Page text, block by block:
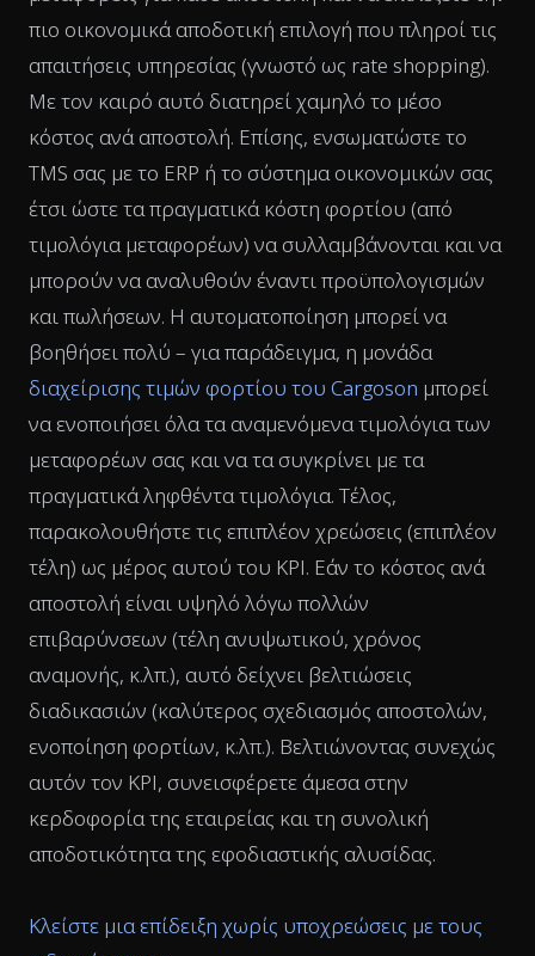
πιο οικονομικά αποδοτική επιλογή που πληροί τις
απαιτήσεις υπηρεσίας (γνωστό ως rate shopping).
Με τον καιρό αυτό διατηρεί χαμηλό το μέσο
κόστος ανά αποστολή. Επίσης, ενσωματώστε το
TMS σας με το ERP ή το σύστημα οικονομικών σας
έτσι ώστε τα πραγματικά κόστη φορτίου (από
τιμολόγια μεταφορέων) να συλλαμβάνονται και να
μπορούν να αναλυθούν έναντι προϋπολογισμών
και πωλήσεων. Η αυτοματοποίηση μπορεί να
βοηθήσει πολύ – για παράδειγμα, η μονάδα
διαχείρισης τιμών φορτίου του Cargoson μπορεί
να ενοποιήσει όλα τα αναμενόμενα τιμολόγια των
μεταφορέων σας και να τα συγκρίνει με τα
πραγματικά ληφθέντα τιμολόγια. Τέλος,
παρακολουθήστε τις επιπλέον χρεώσεις (επιπλέον
τέλη) ως μέρος αυτού του KPI. Εάν το κόστος ανά
αποστολή είναι υψηλό λόγω πολλών
επιβαρύνσεων (τέλη ανυψωτικού, χρόνος
αναμονής, κ.λπ.), αυτό δείχνει βελτιώσεις
διαδικασιών (καλύτερος σχεδιασμός αποστολών,
ενοποίηση φορτίων, κ.λπ.). Βελτιώνοντας συνεχώς
αυτόν τον KPI, συνεισφέρετε άμεσα στην
κερδοφορία της εταιρείας και τη συνολική
αποδοτικότητα της εφοδιαστικής αλυσίδας.
Κλείστε μια επίδειξη χωρίς υποχρεώσεις με τους